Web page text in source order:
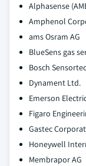
Alphasense
Amphenol
ams Osram AG
BlueSens gas
Bosch
Dynament Ltd.
Emerson
Figaro
Gastec
Honeywell
Membrapor AG